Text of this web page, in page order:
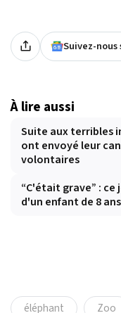
Suivez-nous
À lire aussi
Suite aux terribles
ont envoyé leur
volontaires
“C'était grave” :
d'un enfant de 8
éléphant Zoo